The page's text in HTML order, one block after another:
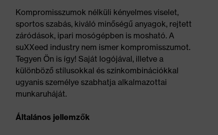
Kompromisszumok nélküli kényelmes viselet,
sportos szabás, kiváló minőségű anyagok, rejtett
záródások, ipari mosógépben is mosható. A
suXXeed industry nem ismer kompromisszumot.
Tegyen Ön is így! Saját logójával, illetve a
különböző stílusokkal és színkombinációkkal
ugyanis személye szabhatja alkalmazottai
munkaruháját.
Általános jellemzők